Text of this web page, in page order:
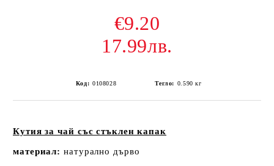
€9.20
17.99лв.
Код: 0108028 Тегло: 0.590 кг
Кутия за чай със стъклен капак
материал: натурално дърво